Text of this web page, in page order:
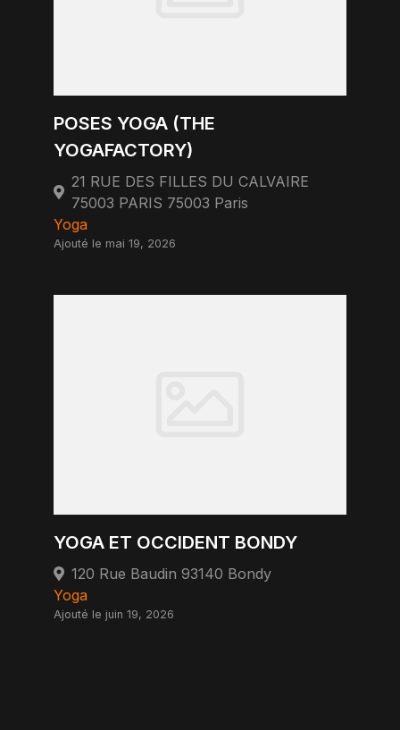
POSES YOGA (THE
YOGAFACTORY)
21 RUE DES FILLES DU CALVAIRE
75003 PARIS 75003 Paris
Yoga
Ajouté le mai 19, 2026
YOGA ET OCCIDENT BONDY
120 Rue Baudin 93140 Bondy
Yoga
Ajouté le juin 19, 2026